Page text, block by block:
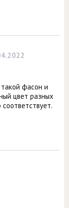
фасон и
цвет разных